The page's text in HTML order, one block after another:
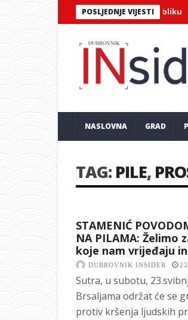
POSLJEDNJE VIJESTI
– Bebek rasplesao lapadsku publiku
NASLOVNA GRAD
TAG:PILE,
STAMENIĆ
NA PILAMA: Želimo
koje nam vrijeđaju
DUBROVNIK INSIDER
Sutra, u subotu,
Brsaljama održat će se
protiv kršenja ljudskih